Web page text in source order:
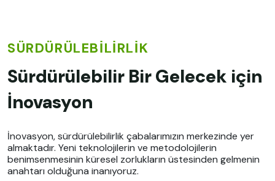
SÜRDÜRÜLEBİLİRLİK
Sürdürülebilir Bir Gelecek için
İnovasyon
İnovasyon, sürdürülebilirlik çabalarımızın merkezinde yer
almaktadır. Yeni teknolojilerin ve metodolojilerin
benimsenmesinin küresel zorlukların üstesinden gelmenin
anahtarı olduğuna inanıyoruz.